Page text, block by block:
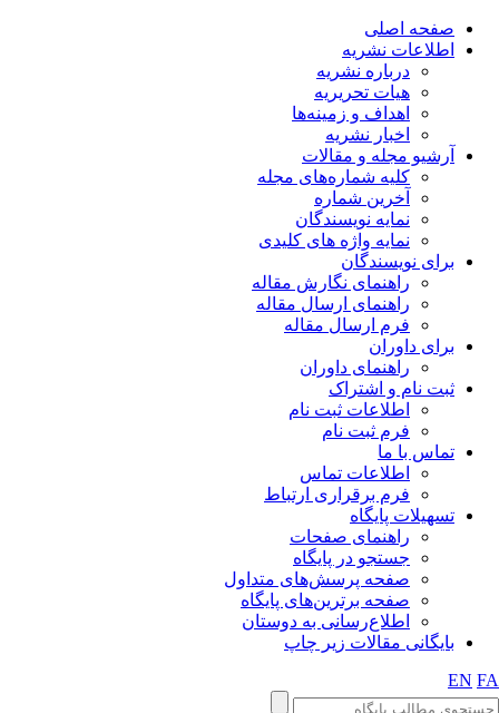
صفحه اصلی
اطلاعات نشریه
درباره نشریه
هیات تحریریه
اهداف و زمینه‌ها
اخبار نشریه
آرشیو مجله و مقالات
کلیه شماره‌های مجله
آخرین شماره
نمایه نویسندگان
نمایه واژه های کلیدی
برای نویسندگان
راهنمای نگارش مقاله
راهنمای ارسال مقاله
فرم ارسال مقاله
برای داوران
راهنمای داوران
ثبت نام و اشتراک
اطلاعات ثبت نام
فرم ثبت نام
تماس با ما
اطلاعات تماس
فرم برقراری ارتباط
تسهیلات پایگاه
راهنمای صفحات
جستجو در پایگاه
صفحه پرسش‌های متداول
صفحه برترین‌های پایگاه
اطلاع‌رسانی به دوستان
بایگانی مقالات زیر چاپ
EN